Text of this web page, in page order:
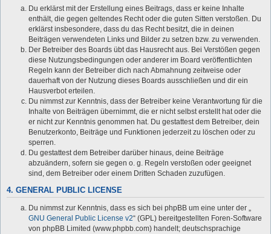
Du erklärst mit der Erstellung eines Beitrags, dass er keine Inhalte
enthält, die gegen geltendes Recht oder die guten Sitten verstoßen. Du
erklärst insbesondere, dass du das Recht besitzt, die in deinen
Beiträgen verwendeten Links und Bilder zu setzen bzw. zu verwenden.
Der Betreiber des Boards übt das Hausrecht aus. Bei Verstößen gegen
diese Nutzungsbedingungen oder anderer im Board veröffentlichten
Regeln kann der Betreiber dich nach Abmahnung zeitweise oder
dauerhaft von der Nutzung dieses Boards ausschließen und dir ein
Hausverbot erteilen.
Du nimmst zur Kenntnis, dass der Betreiber keine Verantwortung für die
Inhalte von Beiträgen übernimmt, die er nicht selbst erstellt hat oder die
er nicht zur Kenntnis genommen hat. Du gestattest dem Betreiber, dein
Benutzerkonto, Beiträge und Funktionen jederzeit zu löschen oder zu
sperren.
Du gestattest dem Betreiber darüber hinaus, deine Beiträge
abzuändern, sofern sie gegen o. g. Regeln verstoßen oder geeignet
sind, dem Betreiber oder einem Dritten Schaden zuzufügen.
4. GENERAL PUBLIC LICENSE
Du nimmst zur Kenntnis, dass es sich bei phpBB um eine unter der „
GNU General Public License v2“ (GPL) bereitgestellten Foren-Software
von phpBB Limited (www.phpbb.com) handelt; deutschsprachige